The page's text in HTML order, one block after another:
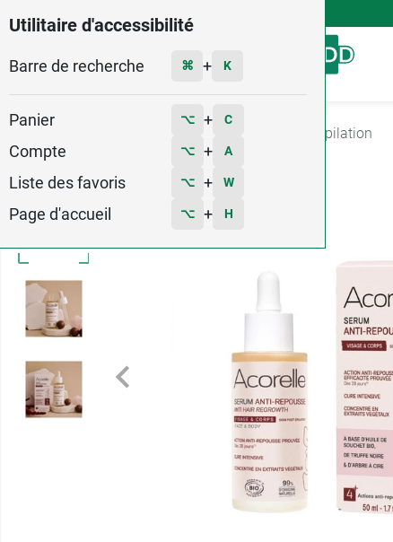
Utilitaire d'accessibilité
Barre de recherche ⌘ + K
Panier ⌥ + C
Compte ⌥ + A
Liste des favoris ⌥ + W
Page d'accueil ⌥ + H
Menu
Soin épilation